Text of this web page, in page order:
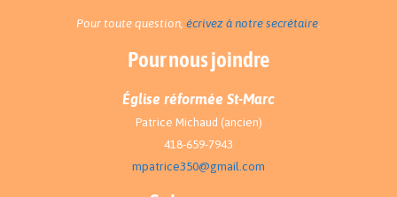
Pour toute question, écrivez à notre secrétaire
Pour nous joindre
Église réformée St-Marc
Patrice Michaud (ancien)
418-659-7943
mpatrice350@gmail.com